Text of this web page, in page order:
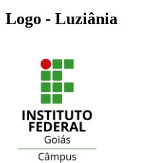
Logo - Luziânia